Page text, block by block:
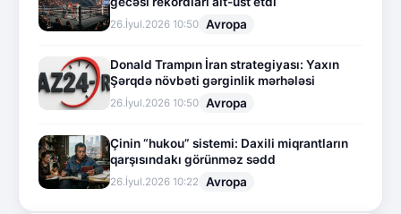
26.İyul.2026 10:50 Avropa
Donald Trampın İran strategiyası: Yaxın
Şərqdə növbəti gərginlik mərhələsi
26.İyul.2026 10:50 Avropa
Çinin “hukou” sistemi: Daxili miqrantların
qarşısındakı görünməz sədd
26.İyul.2026 10:22 Avropa